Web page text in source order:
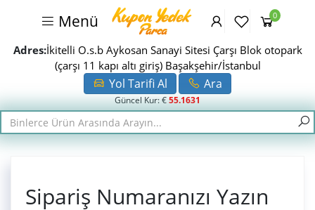
Menü 0
Adres:İkitelli O.s.b Aykosan Sanayi Sitesi Çarşı Blok otopark
(çarşı 11 kapı altı giriş) Başakşehir/İstanbul
Yol Tarifi Al Ara
Güncel Kur: €55.1631
Sipariş Numaranızı Yazın